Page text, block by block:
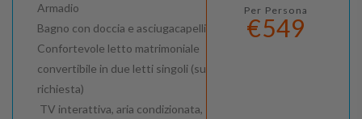
Armadio
Bagno con doccia e asciugacapelli
Confortevole letto matrimoniale
convertibile in due letti singoli (su
richiesta)
TV interattiva, aria condizionata,
Per Persona
€549